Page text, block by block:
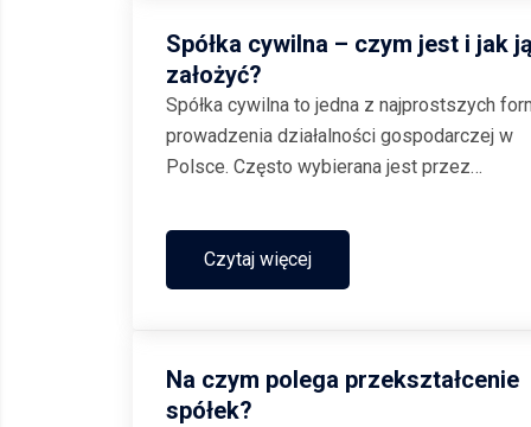
Spółka cywilna – czym jest i jak
założyć?
Spółka cywilna to jedna z najprostszych
prowadzenia działalności gospodarczej w
Polsce. Często wybierana jest przez
w biznesie. Charakteryzuje się niskimi
kosztami założenia, prostą strukturą oraz
możliwością współpracy z partnerami. W
Czytaj więcej
Na czym polega przekształcenie
spółek?